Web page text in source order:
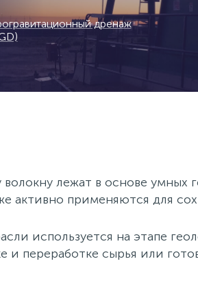
дренаж
лежат в основе умных
активно применяются для
используется на этапе
и переработке сырья или